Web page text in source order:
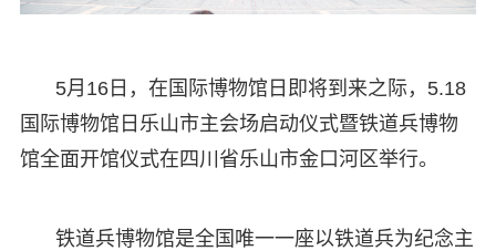
5月16日，在国际博物馆日即将到来之际，5.18
国际博物馆日乐山市主会场启动仪式暨铁道兵博物
馆全面开馆仪式在四川省乐山市金口河区举行。
铁道兵博物馆是全国唯一一座以铁道兵为纪念主